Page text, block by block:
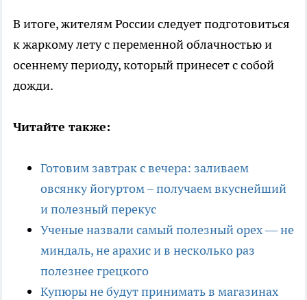
В итоге, жителям России следует подготовиться
к жаркому лету с переменной облачностью и
осеннему периоду, который принесет с собой
дожди.
Читайте также:
Готовим завтрак с вечера: заливаем
овсянку йогуртом – получаем вкуснейший
и полезный перекус
Ученые назвали самый полезный орех — не
миндаль, не арахис и в несколько раз
полезнее грецкого
Купюры не будут принимать в магазинах